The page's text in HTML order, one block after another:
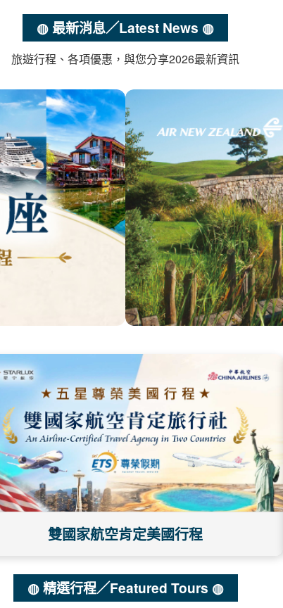
◍ 最新消息／Latest News ◍
旅遊行程、各項優惠，與您分享2026最新資訊
雙國家航空肯定美國行程
◍ 精選行程／Featured Tours ◍